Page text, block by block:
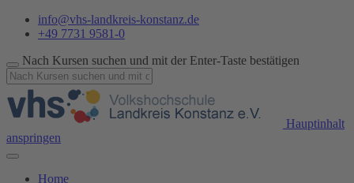
info@vhs-landkreis-konstanz.de
+49 7731 9581-0
Nach Kursen suchen und mit der Enter-Taste bestätigen
Hauptinhalt
anspringen
Home